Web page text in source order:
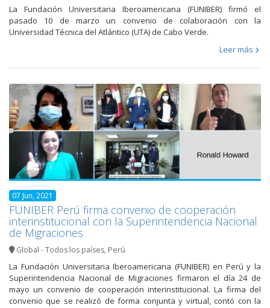
La Fundación Universitaria Iberoamericana (FUNIBER) firmó el
pasado 10 de marzo un convenio de colaboración con la
Universidad Técnica del Atlántico (UTA) de Cabo Verde.
Leer más
07 Jun, 2021
FUNIBER Perú firma convenio de cooperación
interinstitucional con la Superintendencia Nacional
de Migraciones
Global - Todos los países, Perú
La Fundación Universitaria Iberoamericana (FUNIBER) en Perú y la
Superintendencia Nacional de Migraciones firmaron el día 24 de
mayo un convenio de cooperación interinstitucional. La firma del
convenio que se realizó de forma conjunta y virtual, contó con la